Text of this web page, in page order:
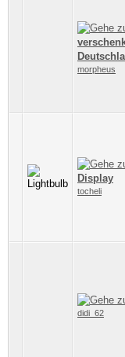
morpheus
Display
tocheli
didi_62